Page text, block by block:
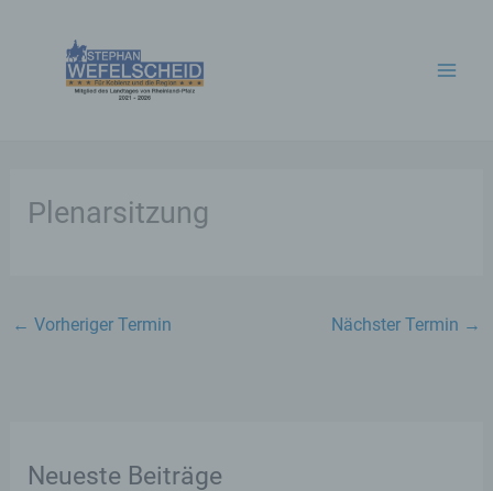
Plenarsitzung
← Vorheriger Termin Nächster Termin →
Neueste Beiträge